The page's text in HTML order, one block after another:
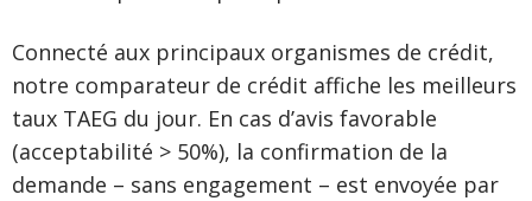
Connecté aux principaux organismes de crédit,
notre comparateur de crédit affiche les meilleurs
taux TAEG du jour. En cas d’avis favorable
(acceptabilité > 50%), la confirmation de la
demande – sans engagement – est envoyée par